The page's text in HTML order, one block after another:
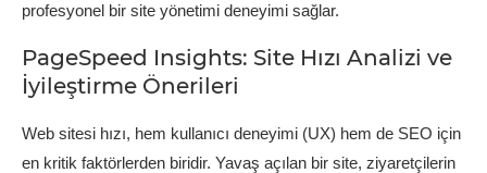
profesyonel bir site yönetimi deneyimi sağlar.
PageSpeed Insights: Site Hızı Analizi ve
İyileştirme Önerileri
Web sitesi hızı, hem kullanıcı deneyimi (UX) hem de SEO için
en kritik faktörlerden biridir. Yavaş açılan bir site, ziyaretçilerin